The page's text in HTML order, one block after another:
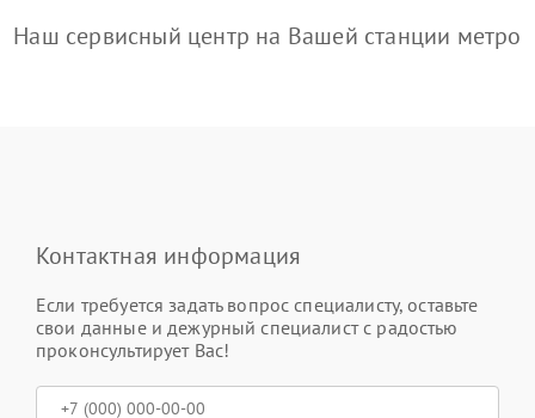
Наш сервисный центр на Вашей станции метро
Контактная информация
Если требуется задать вопрос специалисту, оставьте
свои данные и дежурный специалист с радостью
проконсультирует Вас!